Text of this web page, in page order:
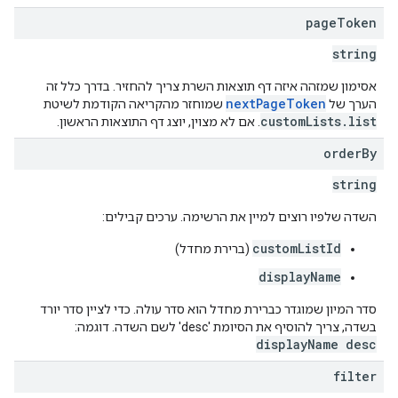
pageToken
string
אסימון שמזהה איזה דף תוצאות השרת צריך להחזיר. בדרך כלל זה
הערך של nextPageToken שמוחזר מהקריאה הקודמת לשיטת
customLists.list . אם לא מצוין, יוצג דף התוצאות הראשון.
orderBy
string
השדה שלפיו רוצים למיין את הרשימה. ערכים קבילים:
customListId (ברירת מחדל)
displayName
סדר המיון שמוגדר כברירת מחדל הוא סדר עולה. כדי לציין סדר יורד
בשדה, צריך להוסיף את הסיומת 'desc' לשם השדה. דוגמה:
displayName desc
filter